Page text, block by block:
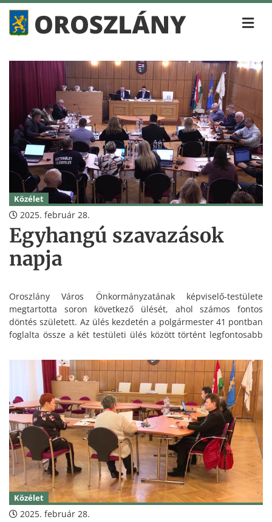
Közélet
2025. február 28.
Egyhangú szavazások
napja
Oroszlány Város Önkormányzatának képviselő-testülete
megtartotta soron következő ülését, ahol számos fontos
döntés született. Az ülés kezdetén a polgármester 41 pontban
foglalta össze a két testületi ülés között történt legfontosabb
Ezt követően több olyan témát is megvitattak, amelyek
közvetlenül érintik a város lakóit és a helyi fejlesztéseket.
Közélet
2025. február 28.